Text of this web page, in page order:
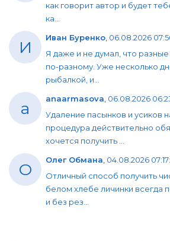
как говорит автор и будет
ка...
И Иван Буренко, 06.08.2026
Я даже и не думал, что
по-разному. Уже несколько
рыбалкой, и...
a anaarmasova, 06.08.2026
Удаление пасынков и усиков
процедура действительно
хочется получить ...
О Олег Обмана, 04.08.2026
Отличный способ получить
белом хлебе личинки всегда
и без рез...